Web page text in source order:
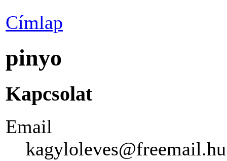
Címlap
pinyo
Kapcsolat
Email
kagyloleves@freemail.hu